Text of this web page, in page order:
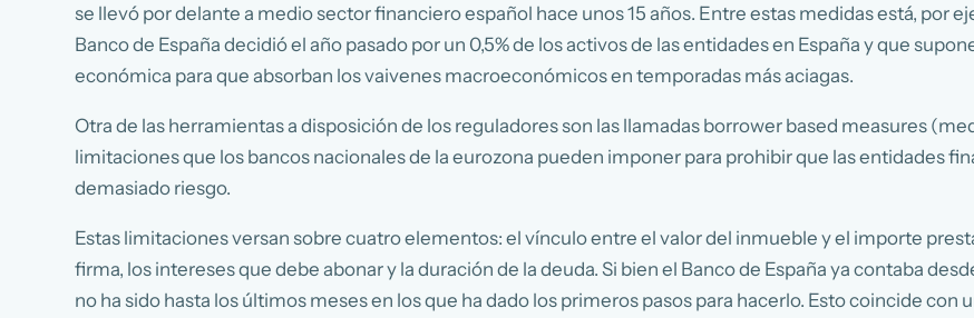
se llevó por delante a medio sector financiero español hace unos 15 años. Entre estas medidas está, por
Banco de España decidió el año pasado por un 0,5% de los activos de las entidades en España y que
económica para que absorban los vaivenes macroeconómicos en temporadas más aciagas.
Otra de las herramientas a disposición de los reguladores son las llamadas borrower based measures
limitaciones que los bancos nacionales de la eurozona pueden imponer para prohibir que las entidades
demasiado riesgo.
Estas limitaciones versan sobre cuatro elementos: el vínculo entre el valor del inmueble y el importe
firma, los intereses que debe abonar y la duración de la deuda. Si bien el Banco de España ya contaba
no ha sido hasta los últimos meses en los que ha dado los primeros pasos para hacerlo. Esto coincide